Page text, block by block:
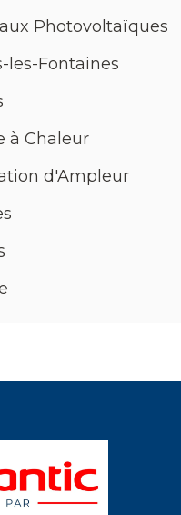
Photovoltaïques
les-Fontaines
à Chaleur
d'Ampleur